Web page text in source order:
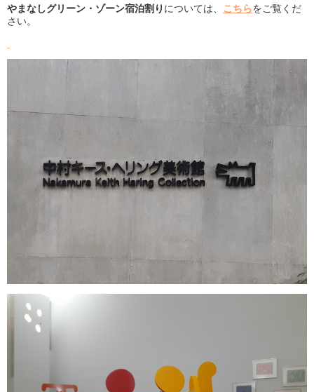
やまなしグリーン・ゾーン宿泊割り については、 こちらをご覧くだ
さい。